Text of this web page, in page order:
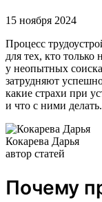
15 ноября 2024
Процесс
для тех, кто только
у неопытных
затрудняют
какие страхи при
и что с ними делать.
Кокарева Дарья
автор статей
Почему